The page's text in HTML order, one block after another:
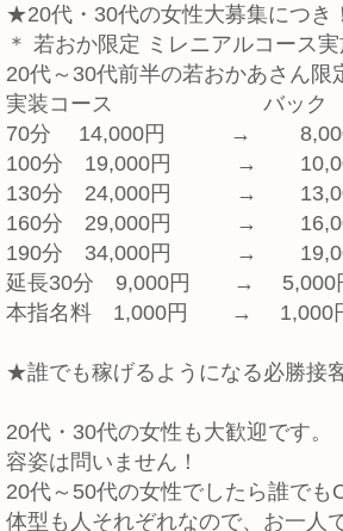
★20代・30代の女性大募集につき！
＊ 若おか限定 ミレニアルコース実
20代～30代前半の若おかあさん限
実装コース バック
70分 14,000円 → 8,000
100分 19,000円 →
130分 24,000円 →
160分 29,000円 →
190分 34,000円 →
延長30分 9,000円 → 5,000
本指名料 1,000円 → 1,000
★誰でも稼げるようになる必勝接
20代・30代の女性も大歓迎です。
容姿は問いません！
20代～50代の女性でしたら誰でも
体型も人それぞれなので、お一人